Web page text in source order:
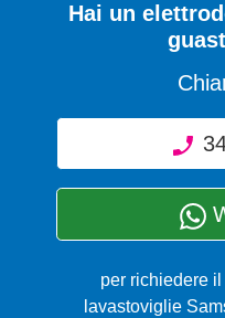
Hai un
per richiedere
lavastoviglie